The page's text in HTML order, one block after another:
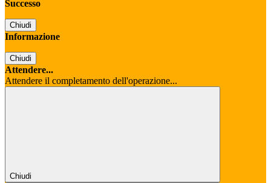
Successo
Chiudi
Informazione
Chiudi
Attendere...
Attendere il completamento dell'operazione...
Chiudi